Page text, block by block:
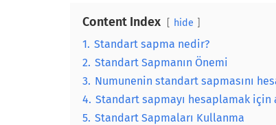
Content Index hide
1. Standart sapma nedir?
2. Standart Sapmanın Önemi
3. Numunenin standart sapmasını
4. Standart sapmayı hesaplamak için
5. Standart Sapmaları Kullanma